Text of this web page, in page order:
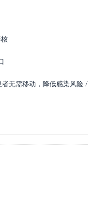
无需移动，降低感染风险 /